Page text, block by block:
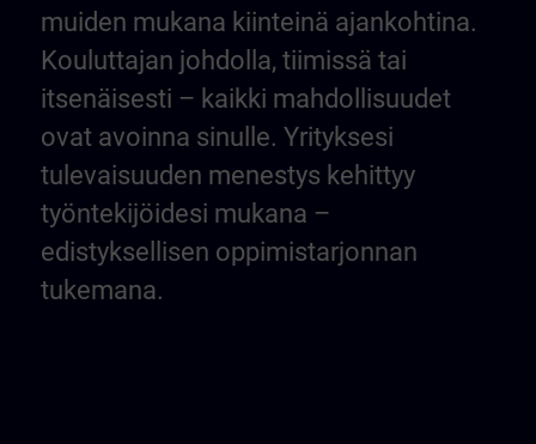
muiden mukana kiinteinä ajankohtina.
Kouluttajan johdolla, tiimissä tai
itsenäisesti – kaikki mahdollisuudet
ovat avoinna sinulle. Yrityksesi
tulevaisuuden menestys kehittyy
työntekijöidesi mukana –
edistyksellisen oppimistarjonnan
tukemana.